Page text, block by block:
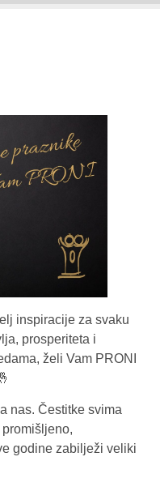
inspiracije za svaku
prosperiteta i
želi Vam PRONI
nas. Čestitke svima
godine zabilježi veliki